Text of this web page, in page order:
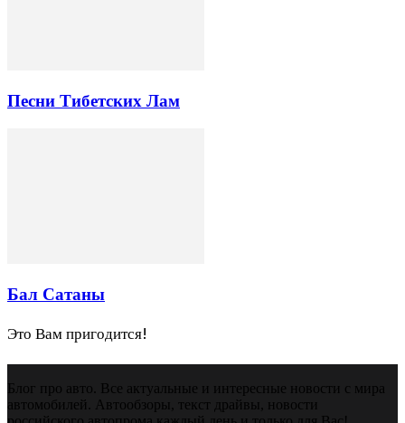
Песни Тибетских Лам
Бал Сатаны
Это Вам пригодится!
Блог про авто. Все актуальные и интересные новости с мира
автомобилей. Автообзоры, текст драйвы, новости